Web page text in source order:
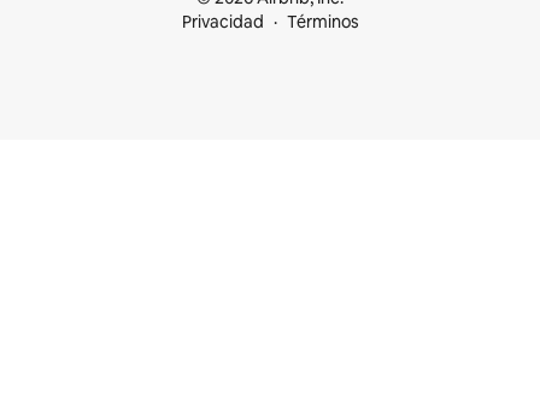
Privacidad
Términos